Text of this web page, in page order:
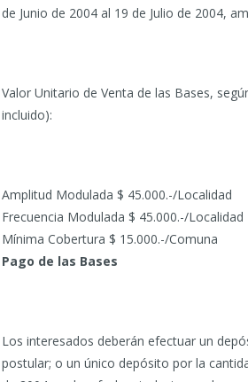
de Junio de 2004 al 19 de Julio de 2004,
Valor Unitario de Venta de las Bases,
incluido):
Amplitud Modulada $ 45.000.-/Localidad
Frecuencia Modulada $ 45.000.-/Localidad
Mínima Cobertura $ 15.000.-/Comuna
Pago de las Bases
Los interesados deberán efectuar un
postular; o un único depósito por la